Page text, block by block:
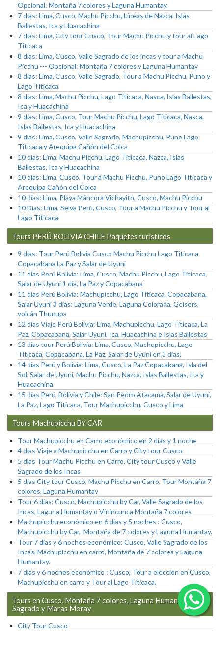
Opcional: Montaña 7 colores y Laguna Humantay.
7 días: Lima, Cusco, Machu Picchu, Líneas de Nazca, Islas
Ballestas, Ica y Huacachina
7 días: Lima, City tour Cusco, Tour Machu Picchu y tour al Lago
Titicaca
8 días: Lima, Cusco, Valle Sagrado de los incas y tour a Machu
Picchu --- Opcional: Montaña 7 colores y Laguna Humantay
8 días: Lima, Cusco, Valle Sagrado, Tour a Machu Picchu, Puno y
Lago Titicaca
8 días: Lima, Machu Picchu, Lago Titicaca, Nasca, Islas Ballestas,
Ica y Huacachina
9 días: Lima, Cusco, Tour Machu Picchu, Lago Titicaca, Nasca,
Islas Ballestas, Ica y Huacachina
9 días: Lima, Cusco, Valle Sagrado, Machupicchu, Puno Lago
Titicaca y Arequipa Cañón del Colca
10 días: Lima, Machu Picchu, Lago Titicaca, Nazca, Islas
Ballestas, Ica y Huacachina
10 días: Lima, Cusco, Tour a Machu Picchu, Puno Lago Titicaca y
Arequipa Cañón del Colca
10 días: Lima, Playa Máncora Vichayito, Cusco, Machu Picchu
10 Días: Lima, Selva Perú, Cusco, Tour a Machu Picchu y Tour al
Lago Titicaca
Tours PERÚ BOLIVIA CHILE Paquetes turísticos
9 días: Tour Perú Bolivia Cusco Machu Picchu Lago Titicaca
Copacabana La Paz y Salar de Uyuni
11 días Perú Bolivia: Lima, Cusco, Machu Picchu, Lago Titicaca,
Salar de Uyuni 1 día, La Paz y Copacabana
11 días Perú Bolivia: Machupicchu, Lago Titicaca, Copacabana,
Salar Uyuni 3 días: Laguna Verde, Laguna Colorada, Geisers,
volcán Thunupa
12 días Viaje Perú Bolivia: Lima, Machupicchu, Lago Titicaca, La
Paz, Copacabana, Salar Uyuni, Ica, Huacachina e Islas Ballestas
13 días tour Perú Bolivia: Lima, Cusco, Machupicchu, Lago
Titicaca, Copacabana, La Paz, Salar de Uyuni en 3 días.
14 días Perú y Bolivia: Lima, Cusco, La Paz Copacabana, Isla del
Sol, Salar de Uyuni, Machu Picchu, Nazca, Islas Ballestas, Ica y
Huacachina
15 días Perú, Bolivia y Chile: San Pedro Atacama, Salar de Uyuni,
La Paz, Lago Titicaca, Tour Machupicchu, Cusco y Lima
Tours Machupicchu BY CAR
Tour Machupicchu en Carro económico en 2 días y 1 noche
4 días Viaje a Machupicchu en Carro y City tour Cusco
5 días Tour Machu Picchu en Carro, City tour Cusco y Valle
Sagrado de los Incas
5 días City tour Cusco, Machu Picchu en Carro, Tour Montaña 7
colores, Laguna Humantay
Tour 6 días: Cusco, Machupicchu by Car, Valle Sagrado de los
Incas, Laguna Humantay o Vinincunca Montaña 7 colores
Machupicchu económico en 6 días y 5 noches : Cusco,
Machupicchu by Car, Montaña de 7 colores y Laguna Humantay.
Tour 7 días y 6 noches económico: Cusco, Valle Sagrado de los
Incas, Machupicchu en carro, Montaña de 7 colores y Laguna
Humantay.
7 días y 6 noches económico : Cusco, Tour a elección en Cusco,
Machupicchu en carro y Tour al Lago Titicaca.
Tours en Cusco, Montaña 7 colores, Laguna Humantay, Valle
Sagrado y Maras Moray
City Tour Cusco